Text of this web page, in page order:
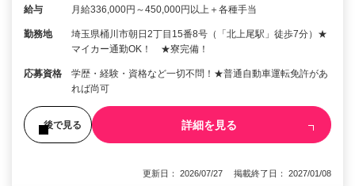
給与 月給336,000円～450,000円以上＋各種手当
勤務地
埼玉県桶川市朝日2丁目15番8号（「北上尾駅」徒歩7分）★
マイカー通勤OK！ ★寮完備！
応募資格
学歴・経験・資格など一切不問！★普通自動車運転免許があ
れば尚可
後で見る 詳細を見る
更新日： 2026/07/27 掲載終了日： 2027/01/08